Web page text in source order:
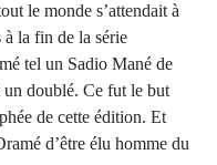
le monde s’attendait à
à la fin de la série
tel un Sadio Mané de
un doublé. Ce fut le but
de cette édition. Et
d’être élu homme du